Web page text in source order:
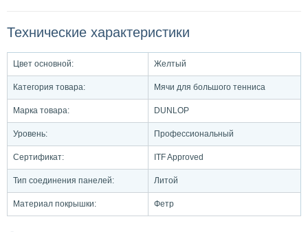
Технические характеристики
Цвет основной: Желтый
Категория товара: Мячи для большого тенниса
Марка товара: DUNLOP
Уровень: Профессиональный
Сертификат: ITF Approved
Тип соединения панелей: Литой
Материал покрышки: Фетр